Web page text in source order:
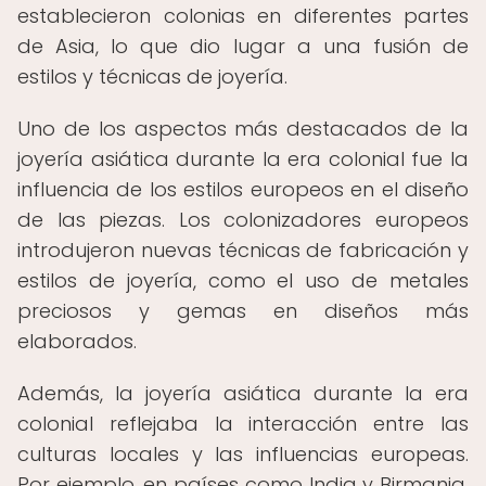
establecieron colonias en diferentes partes
de Asia, lo que dio lugar a una fusión de
estilos y técnicas de joyería.
Uno de los aspectos más destacados de la
joyería asiática durante la era colonial fue la
influencia de los estilos europeos en el diseño
de las piezas. Los colonizadores europeos
introdujeron nuevas técnicas de fabricación y
estilos de joyería, como el uso de metales
preciosos y gemas en diseños más
elaborados.
Además, la joyería asiática durante la era
colonial reflejaba la interacción entre las
culturas locales y las influencias europeas.